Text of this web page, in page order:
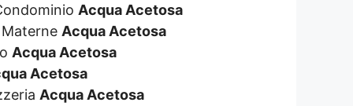
Acqua Acetosa
Acqua Acetosa
Acqua Acetosa
Acetosa
Acqua Acetosa